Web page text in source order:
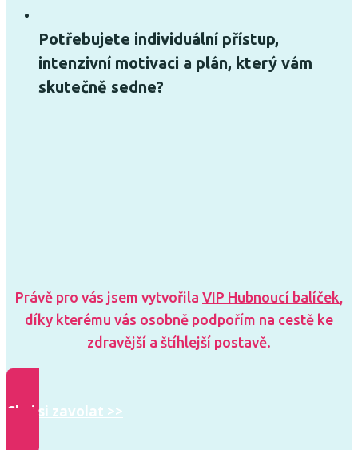
Potřebujete individuální přístup,
intenzivní motivaci a plán, který vám
skutečně sedne?
Právě pro vás jsem vytvořila VIP Hubnoucí balíček,
díky kterému vás osobně podpořím na cestě ke
zdravější a štíhlejší postavě.
Chci si zavolat >>